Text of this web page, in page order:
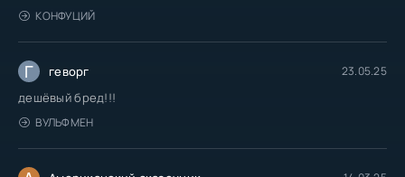
КОНФУЦИЙ
Г геворг 23.05.25
дешёвый бред!!!
ВУЛЬФМЕН